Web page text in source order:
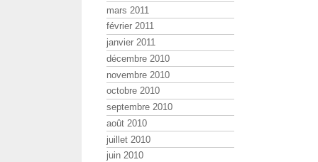
mars 2011
février 2011
janvier 2011
décembre 2010
novembre 2010
octobre 2010
septembre 2010
août 2010
juillet 2010
juin 2010